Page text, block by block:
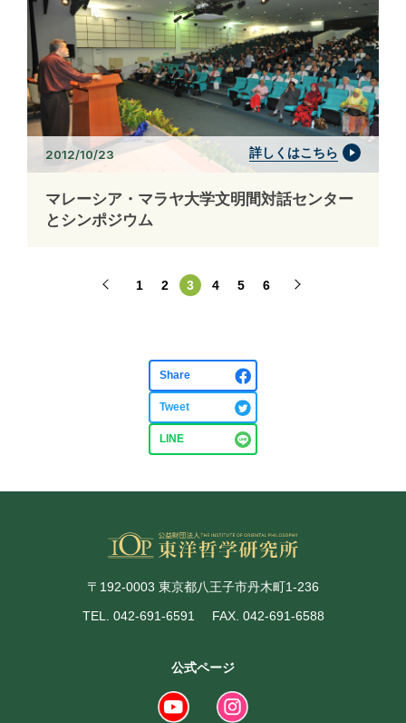
2012/10/23 詳しくはこちら
マレーシア・マラヤ大学文明間対話センター
とシンポジウム
1 2 3 4 5 6
Share
Tweet
LINE
〒192-0003 東京都八王子市丹木町1-236
TEL. 042-691-6591
FAX. 042-691-6588
公式ページ